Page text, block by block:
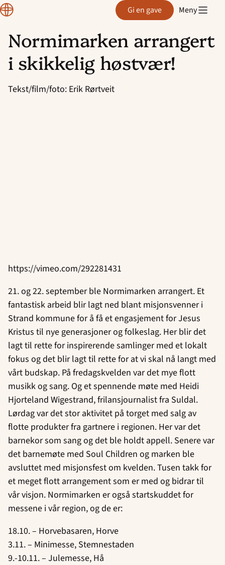
Hopp
til
innhold
Region
Rogaland Gi en gave Meny
Normimarken arrangert
i skikkelig høstvær!
Tekst/film/foto: Erik Rørtveit
https://vimeo.com/292281431
21. og 22. september ble Normimarken arrangert. Et
fantastisk arbeid blir lagt ned blant misjonsvenner i
Strand kommune for å få et engasjement for Jesus
Kristus til nye generasjoner og folkeslag. Her blir det
lagt til rette for inspirerende samlinger med et lokalt
fokus og det blir lagt til rette for at vi skal nå langt med
vårt budskap. På fredagskvelden var det mye flott
musikk og sang. Og et spennende møte med Heidi
Hjorteland Wigestrand, frilansjournalist fra Suldal.
Lørdag var det stor aktivitet på torget med salg av
flotte produkter fra gartnere i regionen. Her var det
barnekor som sang og det ble holdt appell. Senere var
det barnemøte med Soul Children og marken ble
avsluttet med misjonsfest om kvelden. Tusen takk for
et meget flott arrangement som er med og bidrar til
vår visjon. Normimarken er også startskuddet for
messene i vår region, og de er:
18.10. – Horvebasaren, Horve
3.11. – Minimesse, Stemnestaden
9.-10.11. – Julemesse, Hå